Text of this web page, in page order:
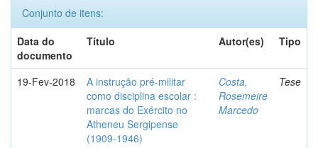
Conjunto de itens:
Data do
documento
Título Autor(es) Tipo
19-Fev-2018
A instrução pré-militar
como disciplina escolar :
marcas do Exército no
Atheneu Sergipense
(1909-1946)
Costa,
Rosemeire
Marcedo
Tese